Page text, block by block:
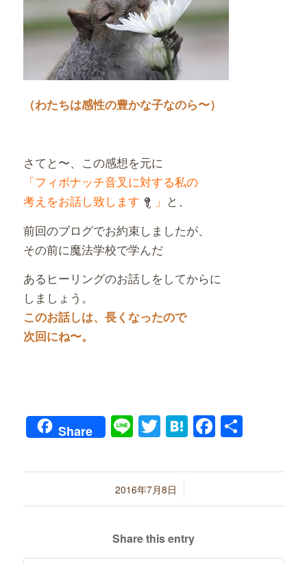
（わたちは感性の豊かな子なのら〜）
さてと〜、この感想を元に
「フィボナッチ音叉に対する私の
考えをお話し致します
」 と、
前回のブログでお約束しましたが、
その前に魔法学校で学んだ
あるヒーリングのお話しをしてからに
しましょう。
このお話しは、長くなったので
次回にね〜。
Share LineTwitter
Hatena共
2016年7月8日
/
Share this entry